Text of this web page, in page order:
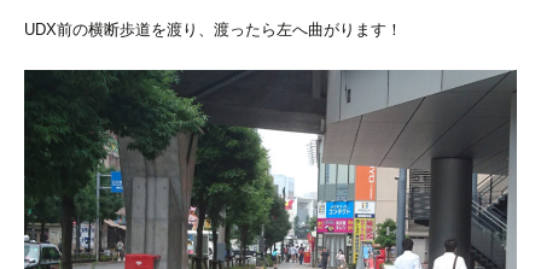
UDX前の横断歩道を渡り、渡ったら左へ曲がります！